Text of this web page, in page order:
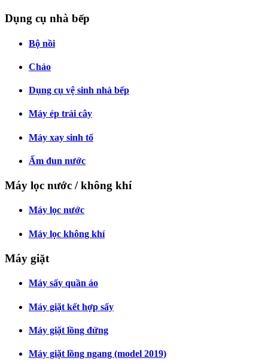
Dụng cụ nhà bếp
Bộ nồi
Chảo
Dụng cụ vệ sinh nhà bếp
Máy ép trái cây
Máy xay sinh tố
Ấm đun nước
Máy lọc nước / không khí
Máy lọc nước
Máy lọc không khí
Máy giặt
Máy sấy quần áo
Máy giặt kết hợp sấy
Máy giặt lồng đứng
Máy giặt lồng ngang (model 2019)